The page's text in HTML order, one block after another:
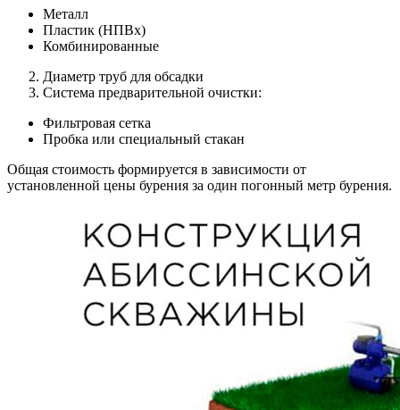
Металл
Пластик (НПВх)
Комбинированные
Диаметр труб для обсадки
Система предварительной очистки:
Фильтровая сетка
Пробка или специальный стакан
Общая стоимость формируется в зависимости от
установленной цены бурения за один погонный метр бурения.